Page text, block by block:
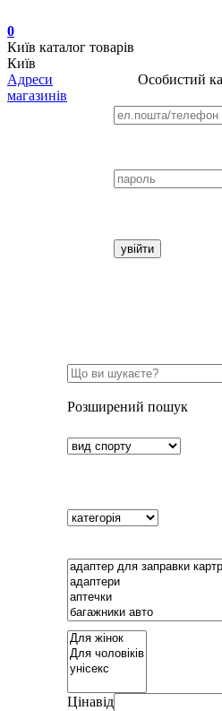
0
Київ каталог товарів
Київ
Адреси
магазинів
Особистий
Розширений пошук
Цінавід